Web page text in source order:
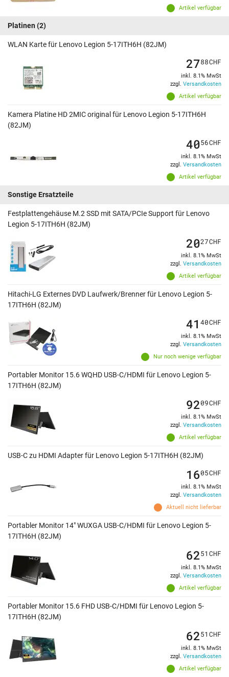
Artikel verfügbar
Platinen (2)
WLAN Karte für Lenovo Legion 5-17ITH6H (82JM)
Artikel verfügbar
2788CHF
inkl. 8.1% MwSt
zzgl. Versandkosten
Kamera Platine HD 2MIC original für Lenovo Legion 5-17ITH6H
(82JM)
Artikel verfügbar
4056CHF
inkl. 8.1% MwSt
zzgl. Versandkosten
Sonstige Ersatzteile
Festplattengehäuse M.2 SSD mit SATA/PCIe Support für Lenovo
Legion 5-17ITH6H (82JM)
Artikel verfügbar
2027CHF
inkl. 8.1% MwSt
zzgl. Versandkosten
Hitachi-LG Externes DVD Laufwerk/Brenner für Lenovo Legion 5-
17ITH6H (82JM)
Nur noch wenige verfügbar
41 40CHF
inkl. 8.1% MwSt
zzgl. Versandkosten
Portabler Monitor 15.6 WQHD USB-C/HDMI für Lenovo Legion 5-
17ITH6H (82JM)
Artikel verfügbar
9209CHF
inkl. 8.1% MwSt
zzgl. Versandkosten
USB-C zu HDMI Adapter für Lenovo Legion 5-17ITH6H (82JM)
Aktuell nicht lieferbar
1605CHF
inkl. 8.1% MwSt
zzgl. Versandkosten
Portabler Monitor 14" WUXGA USB-C/HDMI für Lenovo Legion 5-
17ITH6H (82JM)
Artikel verfügbar
6251 CHF
inkl. 8.1% MwSt
zzgl. Versandkosten
Portabler Monitor 15.6 FHD USB-C/HDMI für Lenovo Legion 5-
17ITH6H (82JM)
Artikel verfügbar
6251 CHF
inkl. 8.1% MwSt
zzgl. Versandkosten